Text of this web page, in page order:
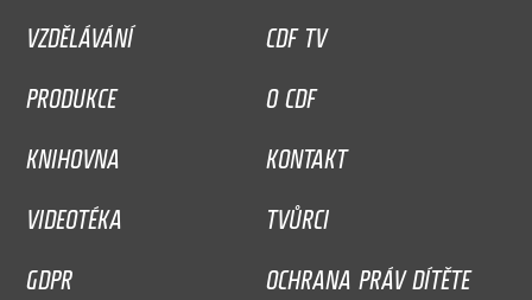
VZDĚLÁVÁNÍ
CDF TV
PRODUKCE
O CDF
KNIHOVNA
KONTAKT
VIDEOTÉKA
TVŮRCI
GDPR
OCHRANA PRÁV DÍTĚTE